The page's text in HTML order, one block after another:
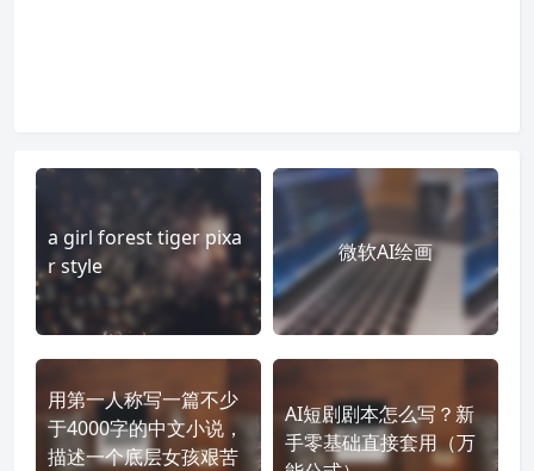
a girl forest tiger pixa
r style
微软AI绘画
用第一人称写一篇不少
于4000字的中文小说，
描述一个底层女孩艰苦
AI短剧剧本怎么写？新
手零基础直接套用（万